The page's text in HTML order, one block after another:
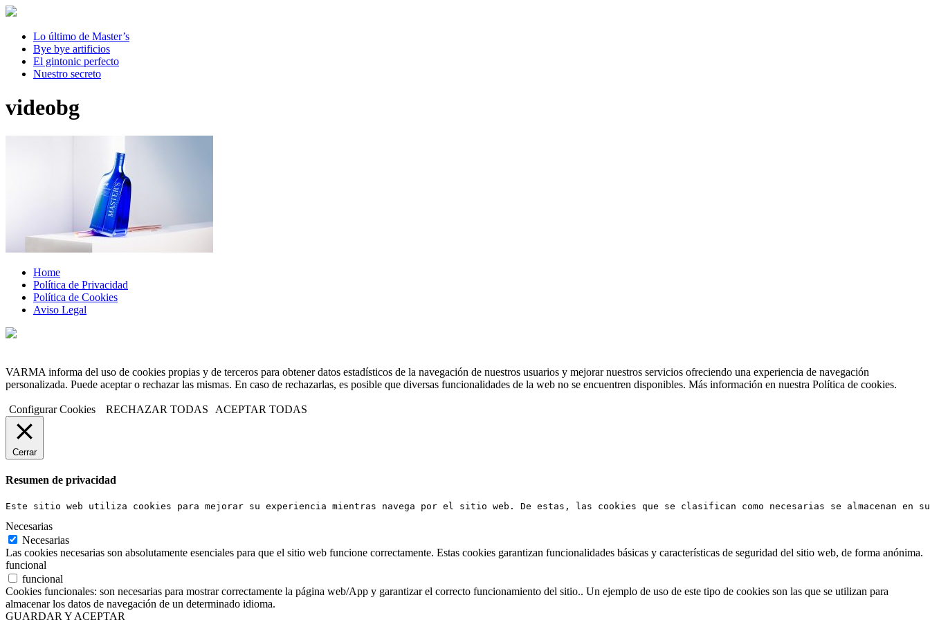
Lo último de Master’s
Bye bye artificios
El gintonic perfecto
Nuestro secreto
videobg
Home
Política de Privacidad
Política de Cookies
Aviso Legal
VARMA informa del uso de cookies propias y de terceros para obtener datos estadísticos de la navegación de nuestros usuarios y mejorar nuestros servicios ofreciendo una experiencia de navegación
personalizada. Puede aceptar o rechazar las mismas. En caso de rechazarlas, es posible que diversas funcionalidades de la web no se encuentren disponibles. Más información en nuestra Política de cookies.
Configurar Cookies RECHAZAR TODAS ACEPTAR TODAS
Cerrar
Resumen de privacidad
Este sitio web utiliza cookies para mejorar su experiencia mientras navega por el sitio web. De estas, las cookies que se clasifican como necesarias se almacenan
Necesarias
Necesarias
Las cookies necesarias son absolutamente esenciales para que el sitio web funcione correctamente. Estas cookies garantizan funcionalidades básicas y características de seguridad del sitio web, de forma anónima.
funcional
funcional
Cookies funcionales: son necesarias para mostrar correctamente la página web/App y garantizar el correcto funcionamiento del sitio.. Un ejemplo de uso de este tipo de cookies son las que se utilizan para
almacenar los datos de navegación de un determinado idioma.
GUARDAR Y ACEPTAR